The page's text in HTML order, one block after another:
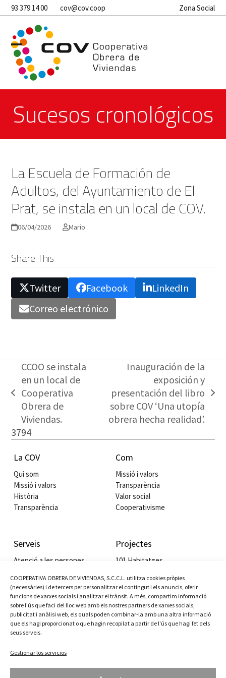
COOPERATIVA OBRERA DE VIVIENDAS, S.C.C.L. utilitza cookies pròpies
(necessàries) i de tercers per personalitzar el contingut i els anuncis, oferir
funcions de xarxes socials i analitzar el trànsit. A més, compartim informació
sobre l'ús que faci del lloc web amb els nostres partners de xarxes socials,
publicitat i anàlisi web, els quals poden combinar-la amb una altra informació
que els hagi proporcionat o que hagin recopilat a partir de l'ús que hagi fet dels
seus serveis.
Gestionar los servicios
Skip
to
content
93 379 14 00 cov@cov.coop Zona Social
Open
mobile
menu
Close
mobile
menu
Sucesos cronológicos
La Escuela de Formación de
Adultos, del Ayuntamiento de El
Prat, se instala en un local de COV.
06/04/2026 Mario
Share This
Twitter Facebook
LinkedIn
Correo electrónico
previous
post:
CCOO se instala
en un local de
Cooperativa
Obrera de
Viviendas.
next
post:
Inauguración de la
exposición y
presentación del libro
sobre COV ‘Una utopía
obrera hecha realidad’.
3794
La COV
Qui som
Missió i valors
Història
Transparència
Com
Missió i valors
Transparència
Valor social
Cooperativisme
Serveis
Atenció a les persones
Servei de gestió a comunitats
Cessió i lloguer social de locals
Lloguer comercial
Projectes
101 Habitatges
Residència Juan Vidal
Tallers cooperativisme
Valor Social Integrat
Notícies
Agenda
08820 El Prat de Llobregat
93 379 14 00